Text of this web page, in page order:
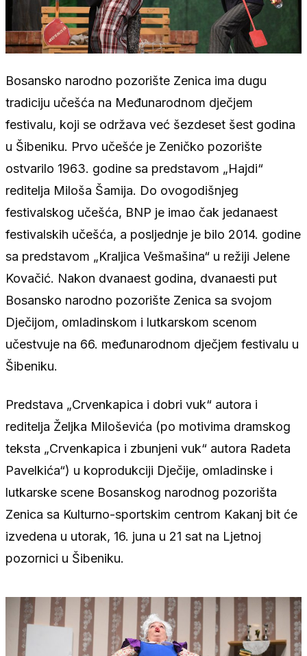
Bosansko narodno pozorište Zenica ima dugu
tradiciju učešća na Međunarodnom dječjem
festivalu, koji se održava već šezdeset šest godina
u Šibeniku. Prvo učešće je Zeničko pozorište
ostvarilo 1963. godine sa predstavom „Hajdi“
reditelja Miloša Šamija. Do ovogodišnjeg
festivalskog učešća, BNP je imao čak jedanaest
festivalskih učešća, a posljednje je bilo 2014. godine
sa predstavom „Kraljica Vešmašina“ u režiji Jelene
Kovačić. Nakon dvanaest godina, dvanaesti put
Bosansko narodno pozorište Zenica sa svojom
Dječijom, omladinskom i lutkarskom scenom
učestvuje na 66. međunarodnom dječjem festivalu u
Šibeniku.
Predstava „Crvenkapica i dobri vuk“ autora i
reditelja Željka Miloševića (po motivima dramskog
teksta „Crvenkapica i zbunjeni vuk“ autora Radeta
Pavelkića“) u koprodukciji Dječije, omladinske i
lutkarske scene Bosanskog narodnog pozorišta
Zenica sa Kulturno-sportskim centrom Kakanj bit će
izvedena u utorak, 16. juna u 21 sat na Ljetnoj
pozornici u Šibeniku.